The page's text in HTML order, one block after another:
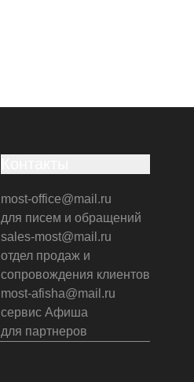
most-office@mail.ru
для писем и обращений
sales-most@mail.ru
отдел продаж и
сопровождения клиентов
most-afisha@mail.ru
сервис Афиша
для партнеров